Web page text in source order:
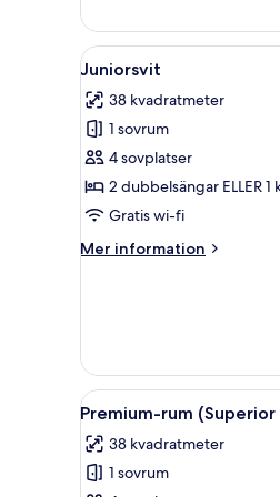
Öppna
alla
foton
för
Juniorsvit
9
Juniorsvit
38 kvadratmeter
1 sovrum
4 sovplatser
2 dubbelsängar ELLER 1
Gratis wi-fi
Mer information
Mer
Öppna
alla
foton
för
13
Premium-rum (Superior
38 kvadratmeter
1 sovrum